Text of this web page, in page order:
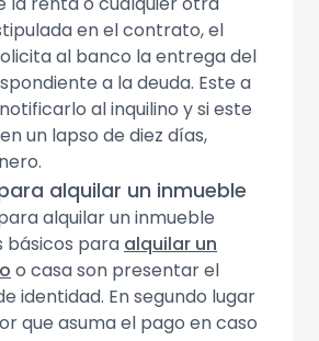
en el contrato, el
al banco la entrega del
a la deuda. Este a
al inquilino y si este
un lapso de diez días,
alquilar un inmueble
básicos para alquilar un
o casa son presentar el
identidad. En segundo lugar
que asuma el pago en caso